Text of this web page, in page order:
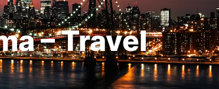
– Travel